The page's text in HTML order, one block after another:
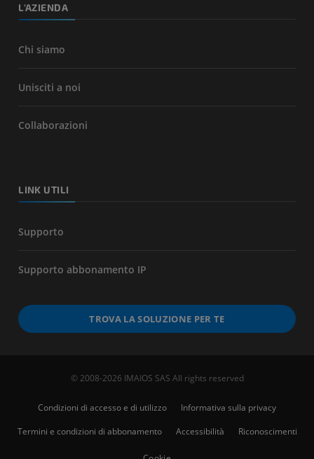
L'AZIENDA
Chi siamo
Unisciti a noi
Collaborazioni
LINK UTILI
Supporto
Supporto abbonamento IP
TROVA LA SOLUZIONE PER TE
© 2008-2026 IMAIOS SAS All rights reserved
Condizioni di accesso e di utilizzo
Informativa sulla privacy
Termini e condizioni di abbonamento
Accessibilità Riconoscimenti